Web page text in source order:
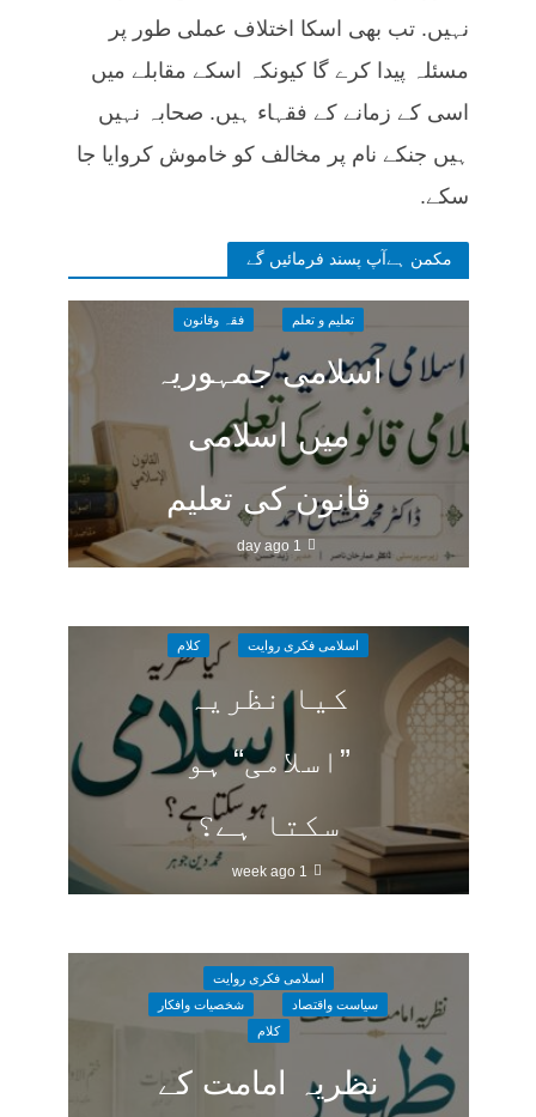
نہیں. تب بھی اسکا اختلاف عملی طور پر
مسئلہ پیدا کرے گا کیونکہ اسکے مقابلے میں
اسی کے زمانے کے فقہاء ہیں. صحابہ نہیں
ہیں جنکے نام پر مخالف کو خاموش کروایا جا
سکے.
مکمن ہےآپ پسند فرمائیں گے
تعلیم و تعلم فقہ وقانون
اسلامی جمہوریہ
میں اسلامی
قانون کی تعلیم
1 day ago
اسلامی فکری روایت کلام
کیا نظریہ
”اسلامی“ ہو
سکتا ہے؟
1 week ago
اسلامی فکری روایت
سیاست واقتصاد
شخصیات وافکار
کلام
نظریہ امامت کے